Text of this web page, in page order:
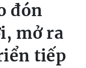
đón
mở ra
tiếp